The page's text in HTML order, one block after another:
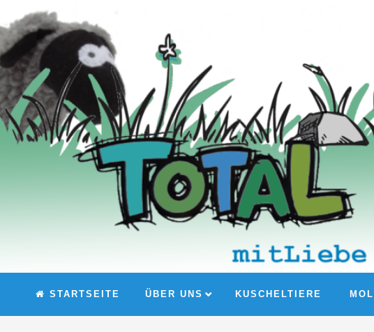
STARTSEITE ÜBER UNS KUSCHELTIERE